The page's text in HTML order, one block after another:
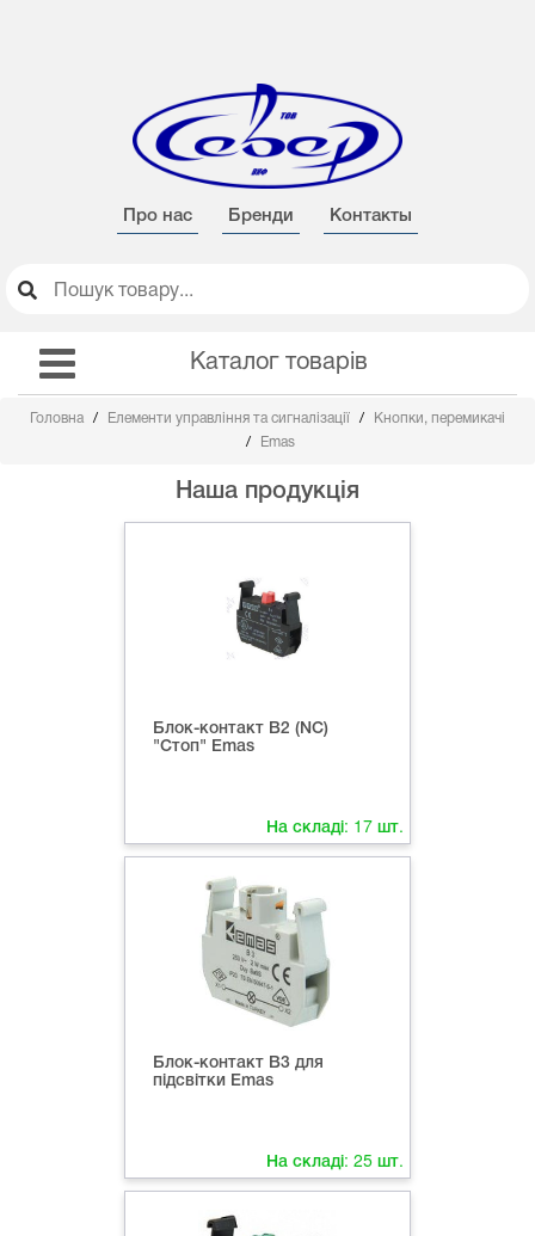
Про нас Бренди Контакты
Каталог товарів
Головна Елементи управління та сигналізації
Кнопки, перемикачі
Emas
Наша продукція
Блок-контакт B2 (NC)
"Стоп" Emas
На складі: 17 шт.
Блок-контакт B3 для
підсвітки Emas
На складі: 25 шт.